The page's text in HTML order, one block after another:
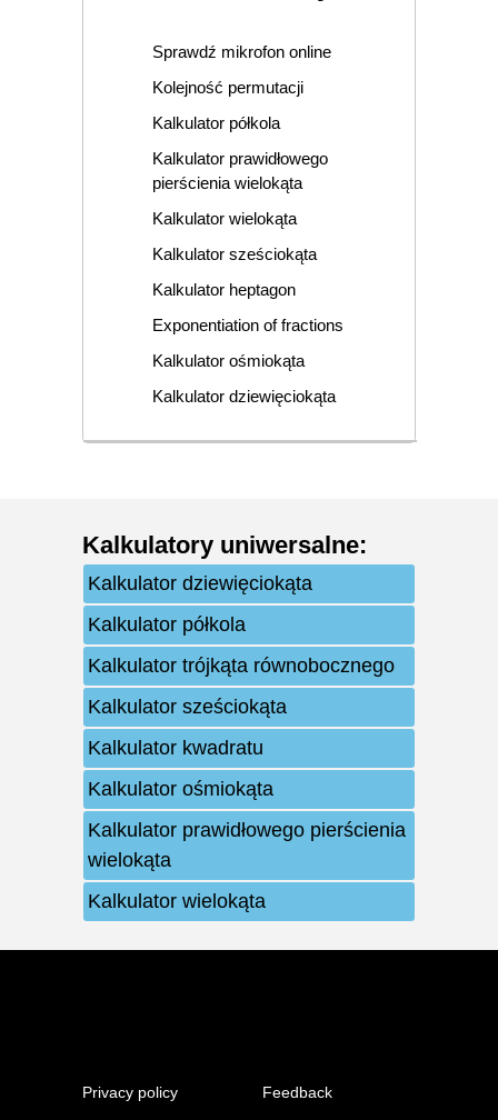
Sprawdź mikrofon online
Kolejność permutacji
Kalkulator półkola
Kalkulator prawidłowego
pierścienia wielokąta
Kalkulator wielokąta
Kalkulator sześciokąta
Kalkulator heptagon
Exponentiation of fractions
Kalkulator ośmiokąta
Kalkulator dziewięciokąta
Kalkulatory uniwersalne:
Kalkulator dziewięciokąta
Kalkulator półkola
Kalkulator trójkąta równobocznego
Kalkulator sześciokąta
Kalkulator kwadratu
Kalkulator ośmiokąta
Kalkulator prawidłowego pierścienia
wielokąta
Kalkulator wielokąta
Privacy policy Feedback